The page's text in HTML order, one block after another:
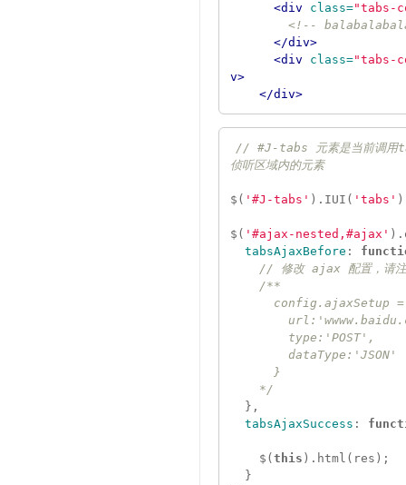
<div
class="tabs-
<!--
</div>
<div
class="tabs-
v>
</div>
// #J-tabs 元素是当前调用
侦听区域内的元素
$ ( '#J-tabs' ). IUI ( 'tabs'
$ ( '#ajax-nested,#ajax' ).
tabsAjaxBefore :
// 修改 ajax 配置，请注
/**
    */
},
tabsAjaxSuccess :
$ ( this ). html ( res );
}